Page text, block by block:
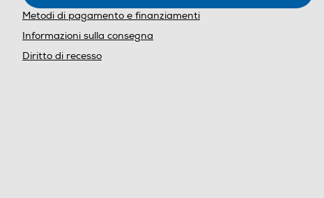
Metodi di pagamento e finanziamenti
Informazioni sulla consegna
Diritto di recesso